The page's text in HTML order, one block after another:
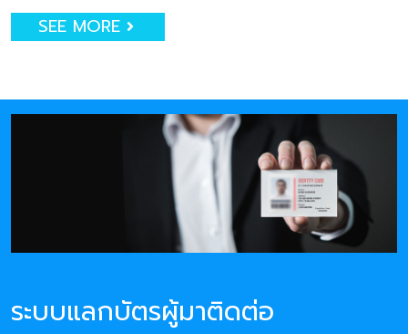
SEE MORE
ระบบแลกบัตรผู้มาติดต่อ